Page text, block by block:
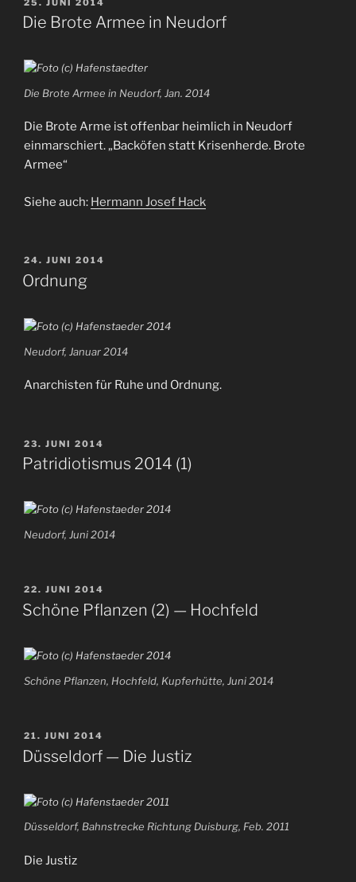
AM
Die Brote Armee in Neudorf
Die Brote Armee in Neudorf, Jan. 2014
Die Brote Arme ist offenbar heimlich in Neudorf
einmarschiert. „Backöfen statt Krisenherde. Brote
Armee“
Siehe auch: Hermann Josef Hack
VERÖFFENTLICHT
AM
24. JUNI 2014
Ordnung
Neudorf, Januar 2014
Anarchisten für Ruhe und Ordnung.
VERÖFFENTLICHT
AM
23. JUNI 2014
Patridiotismus 2014 (1)
Neudorf, Juni 2014
VERÖFFENTLICHT
AM
22. JUNI 2014
Schöne Pflanzen (2) — Hochfeld
Schöne Pflanzen, Hochfeld, Kupferhütte, Juni 2014
VERÖFFENTLICHT
AM
21. JUNI 2014
Düsseldorf — Die Justiz
Düsseldorf, Bahnstrecke Richtung Duisburg, Feb. 2011
Die Justiz